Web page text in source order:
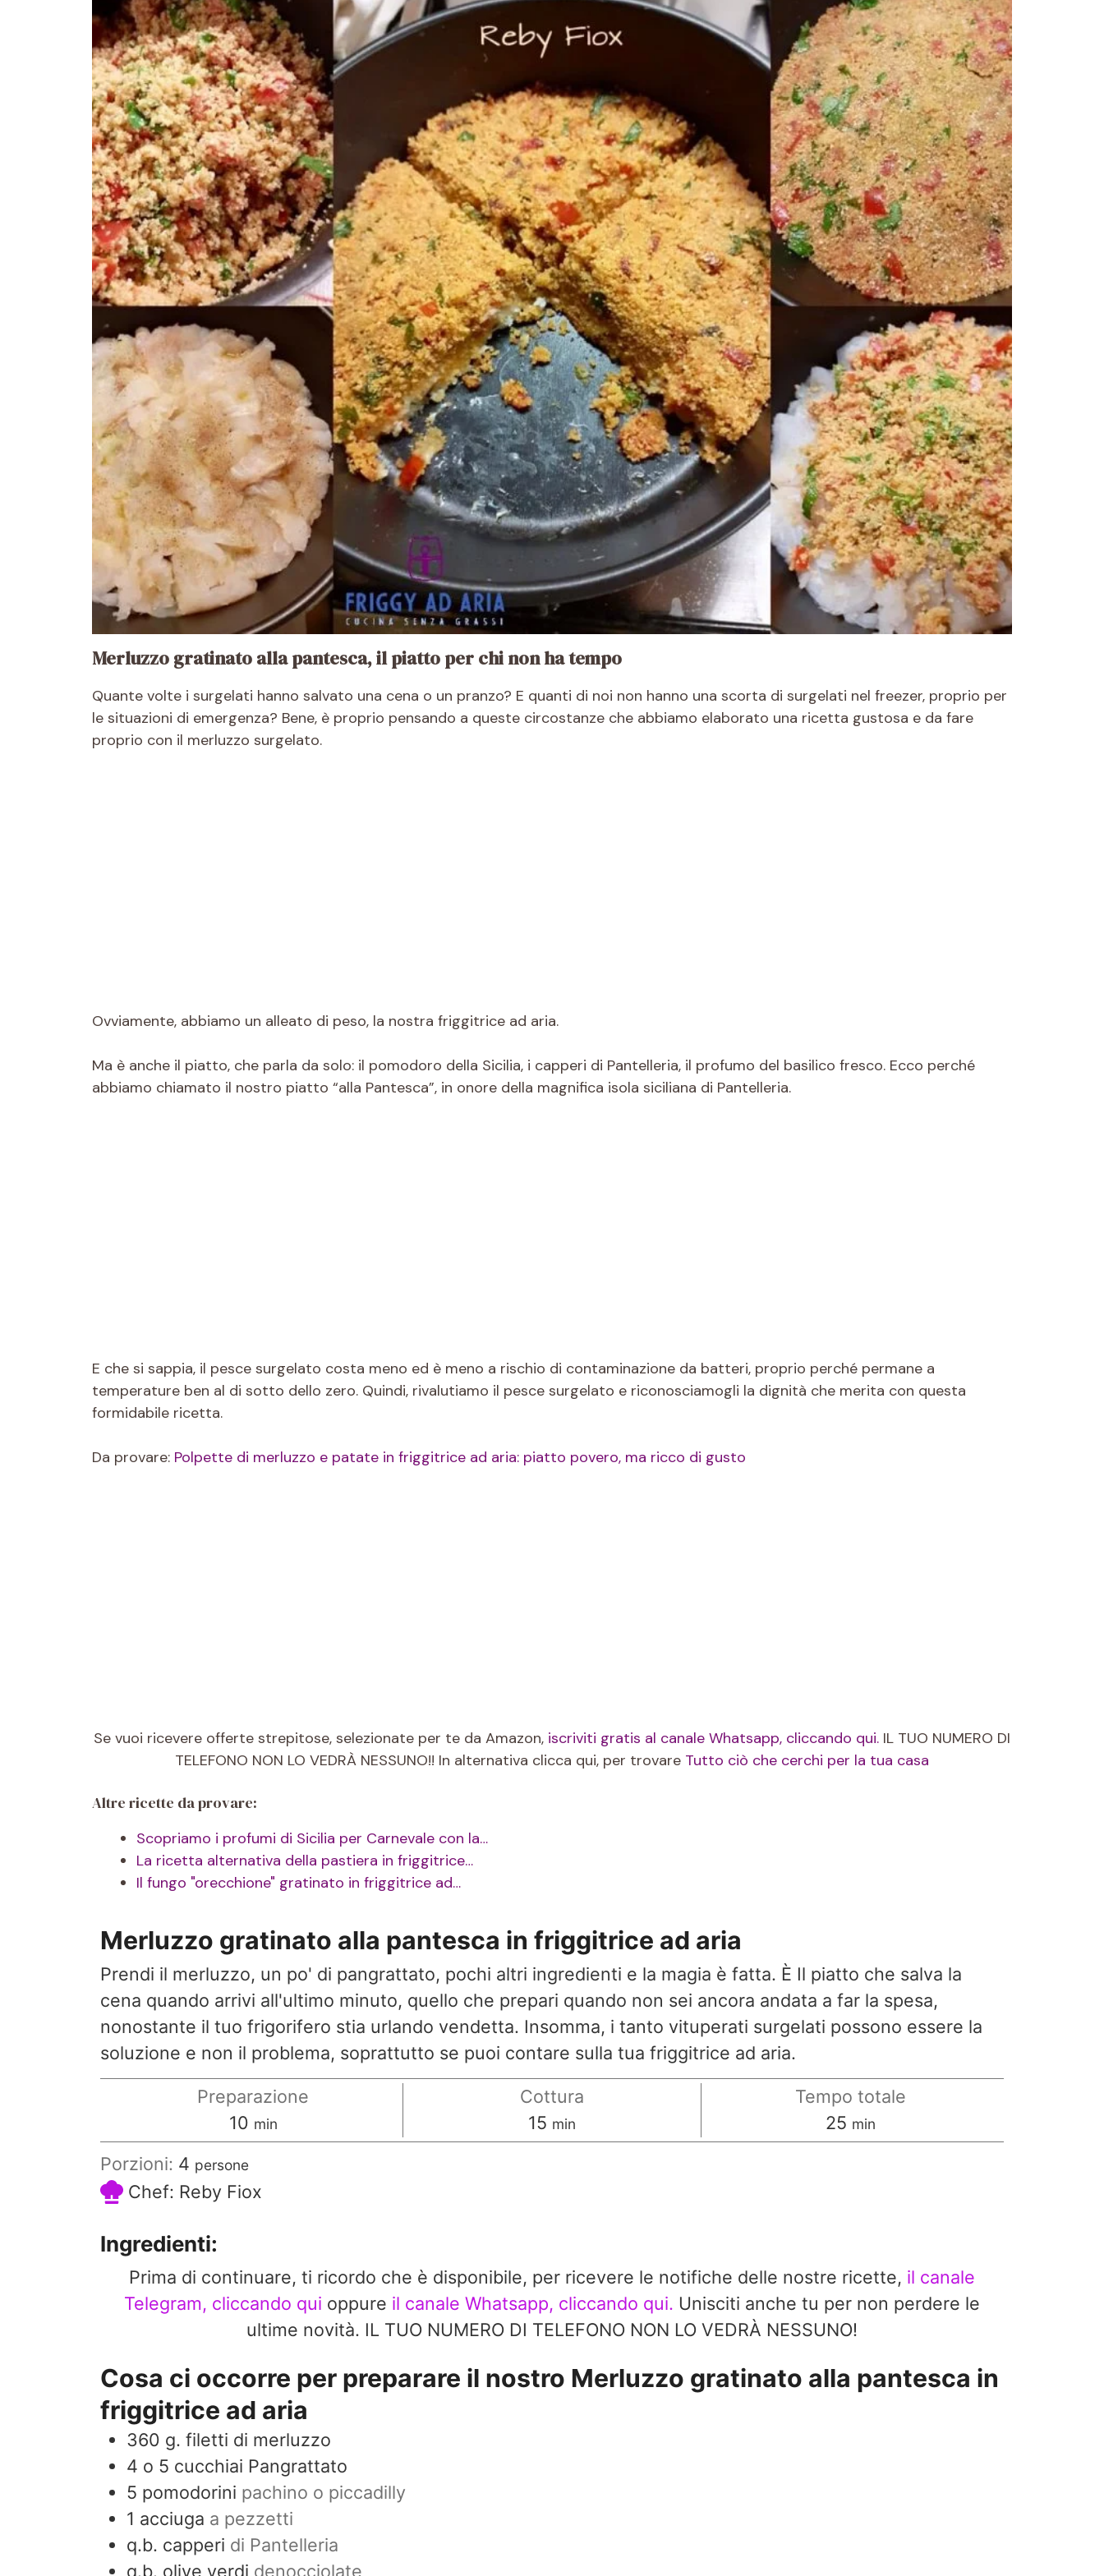
Merluzzo gratinato alla pantesca, il piatto per chi non ha tempo
Quante volte i surgelati hanno salvato una cena o un pranzo? E quanti di noi non hanno una scorta di surgelati nel freezer, proprio per
le situazioni di emergenza? Bene, è proprio pensando a queste circostanze che abbiamo elaborato una ricetta gustosa e da fare
proprio con il merluzzo surgelato.
Ovviamente, abbiamo un alleato di peso, la nostra friggitrice ad aria.
Ma è anche il piatto, che parla da solo: il pomodoro della Sicilia, i capperi di Pantelleria, il profumo del basilico fresco. Ecco perché
abbiamo chiamato il nostro piatto “alla Pantesca”, in onore della magnifica isola siciliana di Pantelleria.
E che si sappia, il pesce surgelato costa meno ed è meno a rischio di contaminazione da batteri, proprio perché permane a
temperature ben al di sotto dello zero. Quindi, rivalutiamo il pesce surgelato e riconosciamogli la dignità che merita con questa
formidabile ricetta.
Da provare: Polpette di merluzzo e patate in friggitrice ad aria: piatto povero, ma ricco di gusto
Se vuoi ricevere offerte strepitose, selezionate per te da Amazon, iscriviti gratis al canale Whatsapp, cliccando qui. IL TUO NUMERO DI
TELEFONO NON LO VEDRÀ NESSUNO!! In alternativa clicca qui, per trovare Tutto ciò che cerchi per la tua casa
Altre ricette da provare:
Scopriamo i profumi di Sicilia per Carnevale con la…
La ricetta alternativa della pastiera in friggitrice…
Il fungo "orecchione" gratinato in friggitrice ad…
Merluzzo gratinato alla pantesca in friggitrice ad aria
Prendi il merluzzo, un po' di pangrattato, pochi altri ingredienti e la magia è fatta. È Il piatto che salva la
cena quando arrivi all'ultimo minuto, quello che prepari quando non sei ancora andata a far la spesa,
nonostante il tuo frigorifero stia urlando vendetta. Insomma, i tanto vituperati surgelati possono essere la
soluzione e non il problema, soprattutto se puoi contare sulla tua friggitrice ad aria.
Preparazione
10minuti
min
Cottura
15 minuti
min
Tempo totale
25 minuti
min
Porzioni: 4 persone
Chef: Reby Fiox
Ingredienti:
Prima di continuare, ti ricordo che è disponibile, per ricevere le notifiche delle nostre ricette, il canale
Telegram, cliccando qui oppure il canale Whatsapp, cliccando qui. Unisciti anche tu per non perdere le
ultime novità. IL TUO NUMERO DI TELEFONO NON LO VEDRÀ NESSUNO!
Cosa ci occorre per preparare il nostro Merluzzo gratinato alla pantesca in
friggitrice ad aria
360 g. filetti di merluzzo
4 o 5 cucchiai Pangrattato
5 pomodorini pachino o piccadilly
1 acciuga a pezzetti
q.b. capperi di Pantelleria
q.b. olive verdi denocciolate